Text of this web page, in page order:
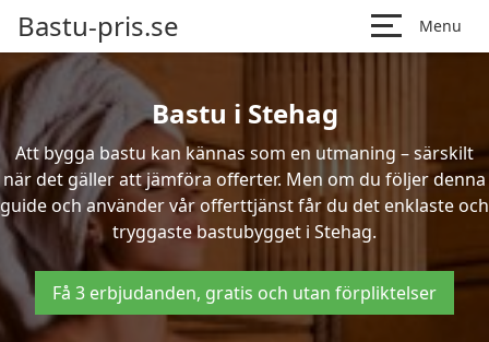
Bastu-pris.se Menu
Bastu i Stehag
Att bygga bastu kan kännas som en utmaning – särskilt
när det gäller att jämföra offerter. Men om du följer denna
guide och använder vår offerttjänst får du det enklaste och
tryggaste bastubygget i Stehag.
Få 3 erbjudanden, gratis och utan förpliktelser